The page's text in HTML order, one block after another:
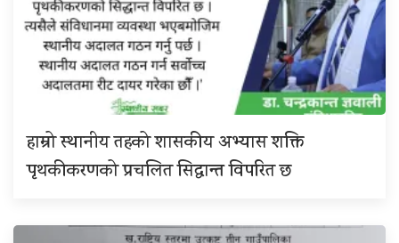
हाम्रो स्थानीय तहको शासकीय अभ्यास शक्ति
पृथकीकरणको प्रचलित सिद्धान्त विपरित छ